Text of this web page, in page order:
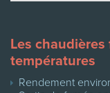
Les
températures
Rendement